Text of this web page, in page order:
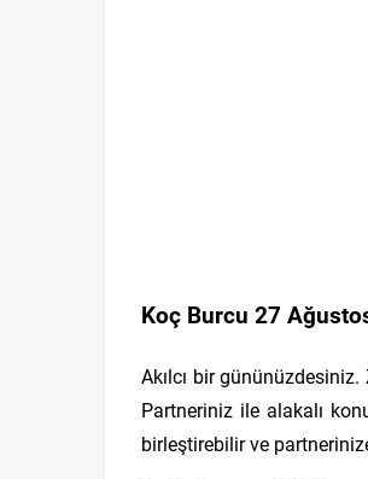
Koç Burcu 27
Akılcı bir
Partneriniz ile alakalı
birleştirebilir ve